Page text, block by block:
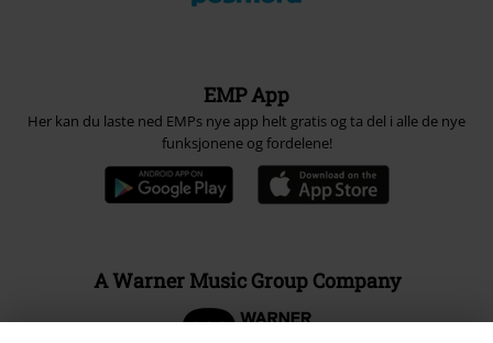
EMP App
Her kan du laste ned EMPs nye app helt gratis og ta del i alle de nye
funksjonene og fordelene!
A Warner Music Group Company